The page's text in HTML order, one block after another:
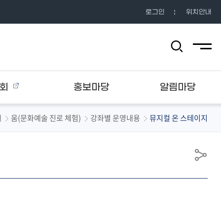
로그인 위치안내
홍보마당 알림마당
검
색
역
기
전체메뉴
움(문화예술 진로 체험) 강좌별 운영내용 뮤지컬 온 스테이지
공